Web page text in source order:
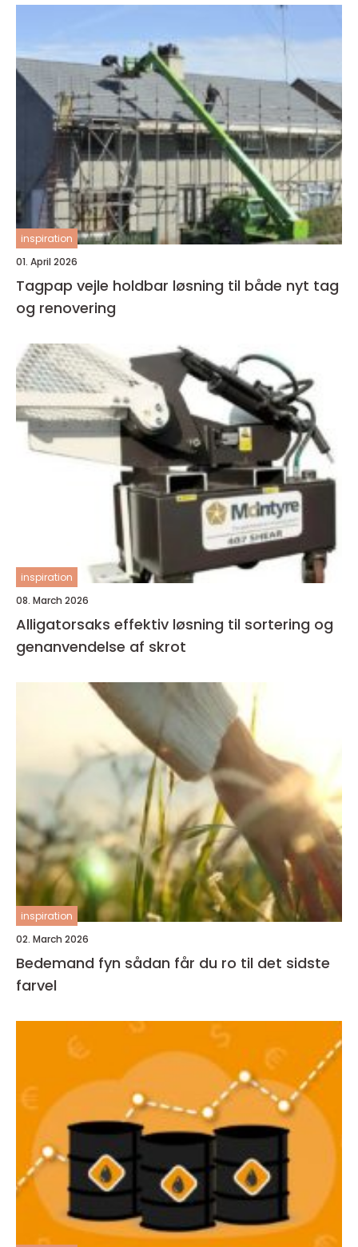
inspiration
01. April 2026
Tagpap vejle holdbar løsning til både nyt tag
og renovering
inspiration
08. March 2026
Alligatorsaks effektiv løsning til sortering og
genanvendelse af skrot
inspiration
02. March 2026
Bedemand fyn sådan får du ro til det sidste
farvel